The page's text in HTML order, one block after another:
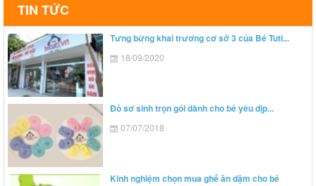
TIN TỨC
Tưng bừng khai trương cơ sở 3 của Bé Tuti...
18/09/2020
Đồ sơ sinh trọn gói dành cho bé yêu dịp...
07/07/2018
Kinh nghiệm chọn mua ghế ăn dặm cho bé